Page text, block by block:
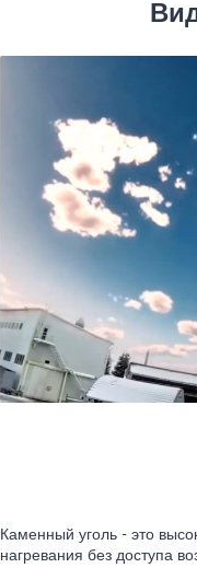
Каменный уголь - это
нагревания без доступа